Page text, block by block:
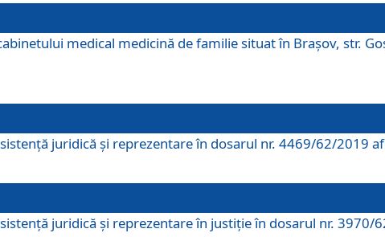
medical medicină de familie situat în Braşov, str.
juridică şi reprezentare în dosarul nr. 4469/62/2019
juridică şi reprezentare în justiţie în dosarul nr. 3970/